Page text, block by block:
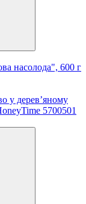
насолода", 600 г